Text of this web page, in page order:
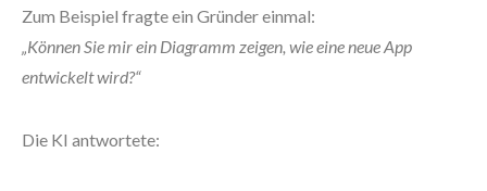
Zum Beispiel fragte ein Gründer einmal:
„Können Sie mir ein Diagramm zeigen, wie eine neue App
entwickelt wird?“
Die KI antwortete: